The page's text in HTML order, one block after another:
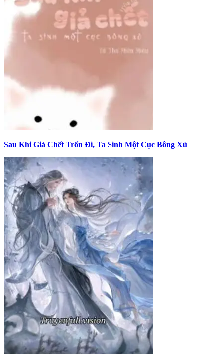
Sau Khi Giả Chết Trốn Đi, Ta Sinh Một Cục Bông Xù